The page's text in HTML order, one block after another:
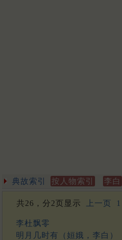
典故索引 按人物索引 李白
共26，分2页显示 上一页 1
李杜飘零
明月几时有（姮娥，李白）